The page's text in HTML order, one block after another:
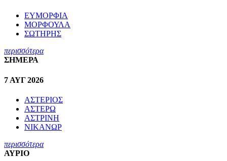
ΕΥΜΟΡΦΙΑ
ΜΟΡΦΟΥΛΑ
ΣΩΤΗΡΗΣ
περισσότερα
ΣΗΜΕΡΑ
7 ΑΥΓ 2026
ΑΣΤΕΡΙΟΣ
ΑΣΤΕΡΩ
ΑΣΤΡΙΝΗ
ΝΙΚΑΝΩΡ
περισσότερα
ΑΥΡΙΟ